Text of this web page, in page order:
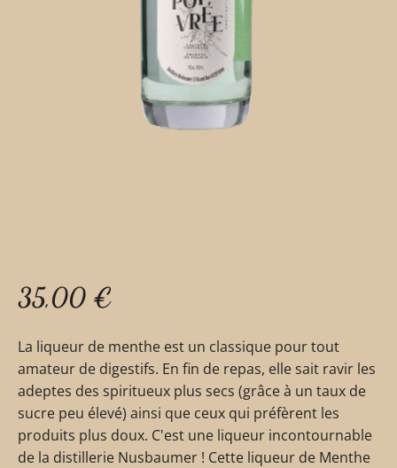
35,00 €
La liqueur de menthe est un classique pour tout
amateur de digestifs. En fin de repas, elle sait ravir les
adeptes des spiritueux plus secs (grâce à un taux de
sucre peu élevé) ainsi que ceux qui préfèrent les
produits plus doux. C'est une liqueur incontournable
de la distillerie Nusbaumer ! Cette liqueur de Menthe